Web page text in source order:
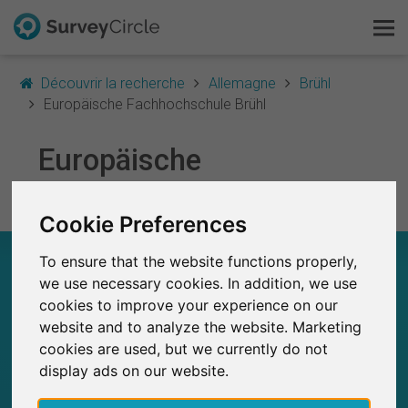
Cookie Preferences
To ensure that the website functions properly,
we use necessary cookies. In addition, we use
cookies to improve your experience on our
website and to analyze the website. Marketing
cookies are used, but we currently do not
display ads on our website.
Découvrir la recherche Allemagne
Brühl
Europäische Fachhochschule Brühl
Europäische
EUROPÄISCHE FACHHOCHSCHULE BRÜHL –
EN UN COUP D'ŒIL
0
Études publiées jusqu'à présent sur
SurveyCircle
0
Études récemment publiées sur
SurveyCircle
Survey Ranking
Explorer la recherche
FAQ
S'inscrire gratuitement
S'inscrire